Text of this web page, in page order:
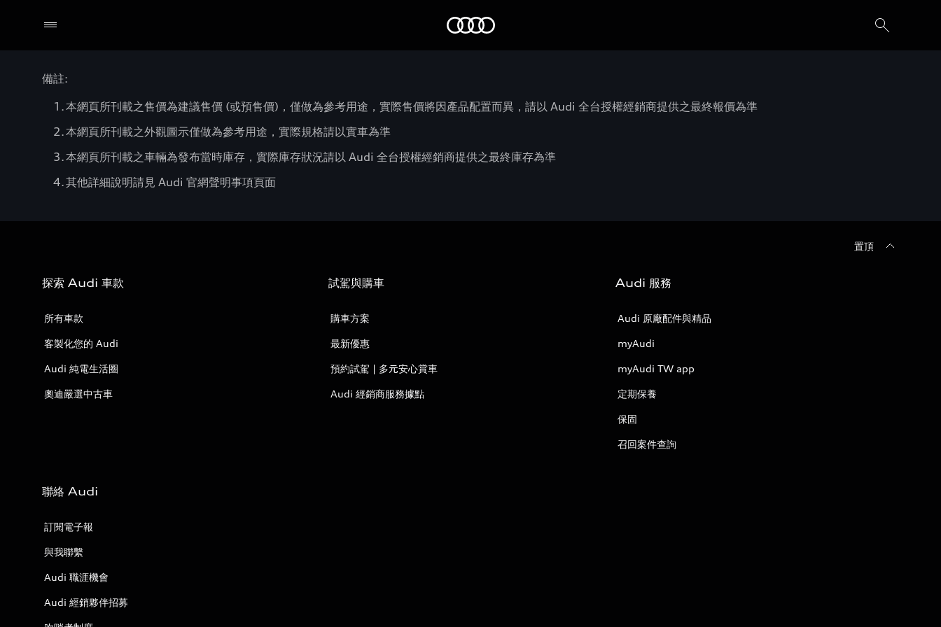
備註:
本網頁所刊載之售價為建議售價 (或預售價)，僅做為參考用途，實際售價將因產品配置而異，請以 Audi 全台授權經銷商提供之最終報價為準
本網頁所刊載之外觀圖示僅做為參考用途，實際規格請以實車為準
本網頁所刊載之車輛為發布當時庫存，實際庫存狀況請以 Audi 全台授權經銷商提供之最終庫存為準
其他詳細說明請見 Audi 官網聲明事項頁面
置頂
探索 Audi 車款
所有車款
客製化您的 Audi
Audi 純電生活圈
奧迪嚴選中古車
試駕與購車
購車方案
最新優惠
預約試駕 | 多元安心賞車
Audi 經銷商服務據點
Audi 服務
Audi 原廠配件與精品
myAudi
myAudi TW app
定期保養
保固
召回案件查詢
聯絡 Audi
訂閱電子報
與我聯繫
Audi 職涯機會
Audi 經銷夥伴招募